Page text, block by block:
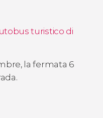
turistico di
la fermata 6